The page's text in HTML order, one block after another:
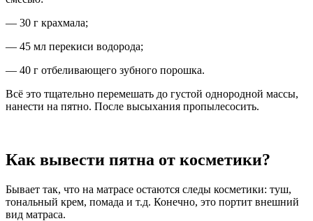
— 30 г крахмала;
— 45 мл перекиси водорода;
— 40 г отбеливающего зубного порошка.
Всё это тщательно перемешать до густой однородной массы,
нанести на пятно. После высыхания пропылесосить.
Как вывести пятна от косметики?
Бывает так, что на матрасе остаются следы косметики: туш,
тональный крем, помада и т.д. Конечно, это портит внешний
вид матраса.